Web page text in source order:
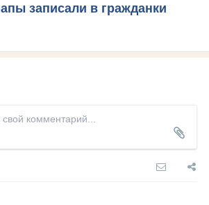
записали в гражданки